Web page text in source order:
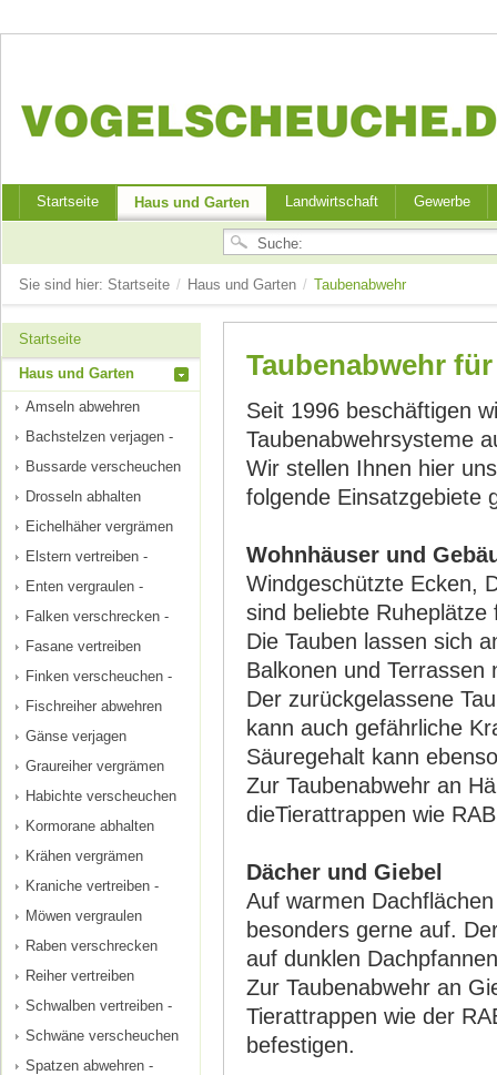
Startseite Haus und Garten Landwirtschaft Gewerbe
Sie sind hier: Startseite / Haus und Garten / Taubenabwehr
Startseite
Haus und Garten
Amseln abwehren
Bachstelzen verjagen -
Bussarde verscheuchen
Drosseln abhalten
Eichelhäher vergrämen
Elstern vertreiben -
Enten vergraulen -
Falken verschrecken -
Fasane vertreiben
Finken verscheuchen -
Fischreiher abwehren
Gänse verjagen
Graureiher vergrämen
Habichte verscheuchen
Kormorane abhalten
Krähen vergrämen
Kraniche vertreiben -
Möwen vergraulen
Raben verschrecken
Reiher vertreiben
Schwalben vertreiben -
Schwäne verscheuchen
Spatzen abwehren -
Taubenabwehr
Seit 1996 beschäftigen
Taubenabwehrsysteme
Wir stellen Ihnen hier
folgende Einsatzgebiete
Wohnhäuser und
Windgeschützte Ecken,
sind beliebte Ruheplätze
Die Tauben lassen sich
Balkonen und Terrassen
Der zurückgelassene
kann auch gefährliche
Säuregehalt kann
Zur Taubenabwehr an
dieTierattrappen wie
Dächer und Giebel
Auf warmen
besonders gerne auf.
auf dunklen
Zur Taubenabwehr an
Tierattrappen wie der
befestigen.